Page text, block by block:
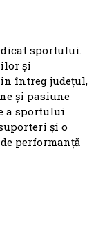
sportului.
și
întreg județul,
și pasiune
a sportului
și o
performanță